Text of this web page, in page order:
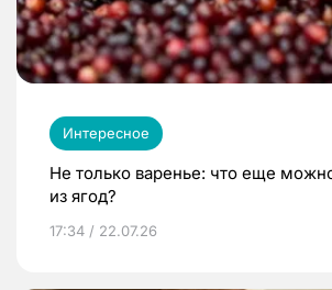
Интересное
Не только варенье: что еще
из ягод?
17:34 / 22.07.26